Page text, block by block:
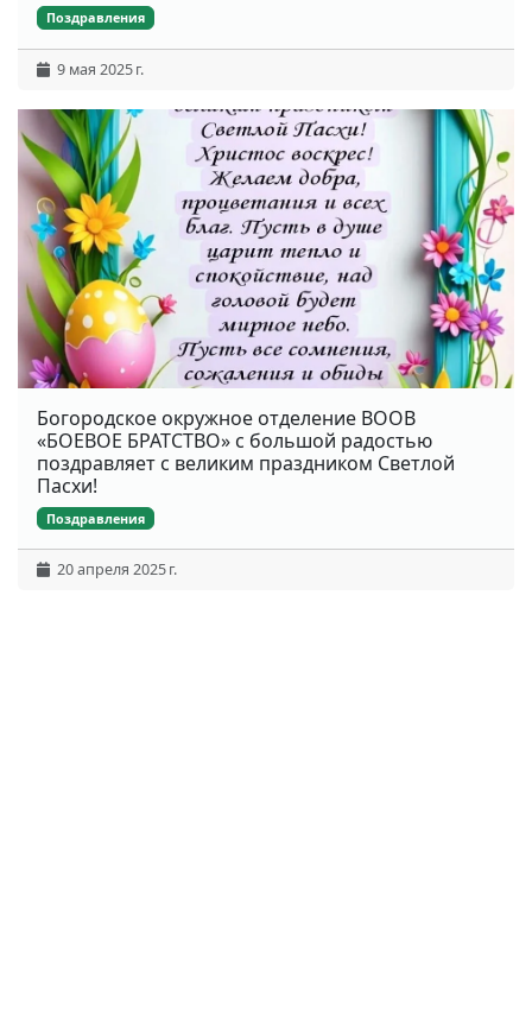
Поздравления
9 мая 2025 г.
Богородское окружное отделение ВООВ
«БОЕВОЕ БРАТСТВО» с большой радостью
поздравляет с великим праздником Светлой
Пасхи!
Поздравления
20 апреля 2025 г.